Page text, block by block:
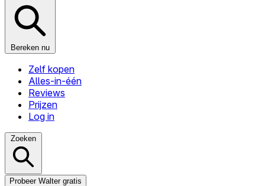
Bereken nu
Zelf kopen
Alles-in-één
Reviews
Prijzen
Log in
Zoeken
Probeer Walter gratis